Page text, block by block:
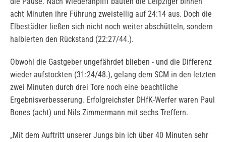
acht Minuten ihre Führung zweistellig auf 24:14 aus. Doch die
Elbestädter ließen sich nicht noch weiter abschütteln, sondern
halbierten den Rückstand (22:27/44.).
Obwohl die Gastgeber ungefährdet blieben - und die Differenz
wieder aufstockten (31:24/48.), gelang dem SCM in den letzten
zwei Minuten durch drei Tore noch eine beachtliche
Ergebnisverbesserung. Erfolgreichster DHfK-Werfer waren Paul
Bones (acht) und Nils Zimmermann mit sechs Treffern.
„Mit dem Auftritt unserer Jungs bin ich über 40 Minuten sehr